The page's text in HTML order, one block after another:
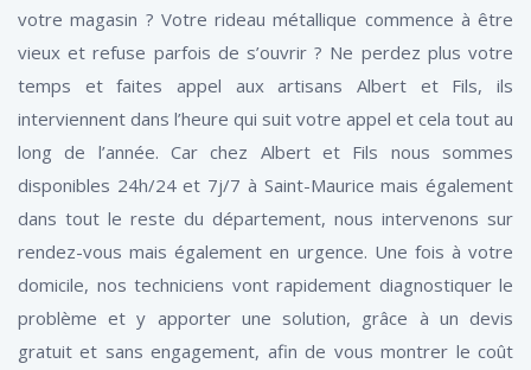
votre magasin ? Votre rideau métallique commence à être
vieux et refuse parfois de s’ouvrir ? Ne perdez plus votre
temps et faites appel aux artisans Albert et Fils, ils
interviennent dans l’heure qui suit votre appel et cela tout au
long de l’année. Car chez Albert et Fils nous sommes
disponibles 24h/24 et 7j/7 à Saint-Maurice mais également
dans tout le reste du département, nous intervenons sur
rendez-vous mais également en urgence. Une fois à votre
domicile, nos techniciens vont rapidement diagnostiquer le
problème et y apporter une solution, grâce à un devis
gratuit et sans engagement, afin de vous montrer le coût